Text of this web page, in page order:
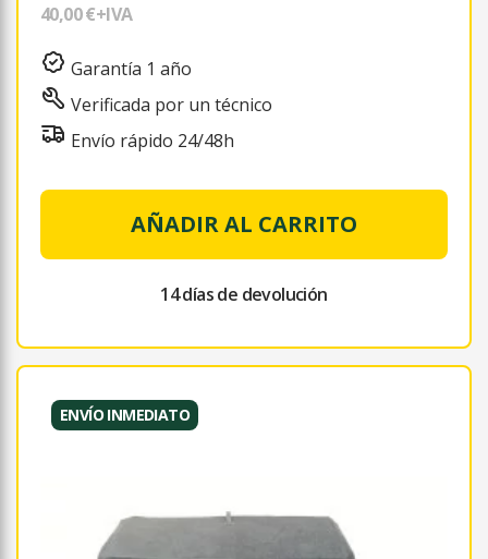
40,00 €+IVA
Garantía 1 año
Verificada por un técnico
Envío rápido 24/48h
AÑADIR AL CARRITO
14 días de devolución
ENVÍO INMEDIATO